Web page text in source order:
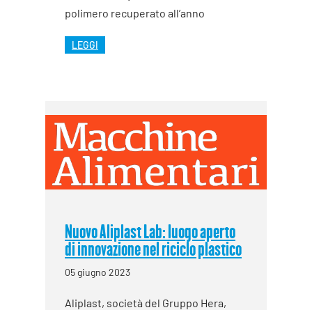
polimero recuperato all’anno
LEGGI
Nuovo Aliplast Lab: luogo aperto
di innovazione nel riciclo plastico
05 giugno 2023
Aliplast, società del Gruppo Hera,